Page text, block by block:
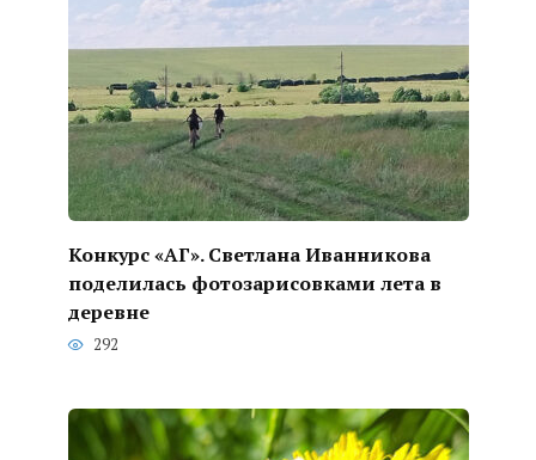
Конкурс «АГ». Светлана Иванникова
поделилась фотозарисовками лета в
деревне
292